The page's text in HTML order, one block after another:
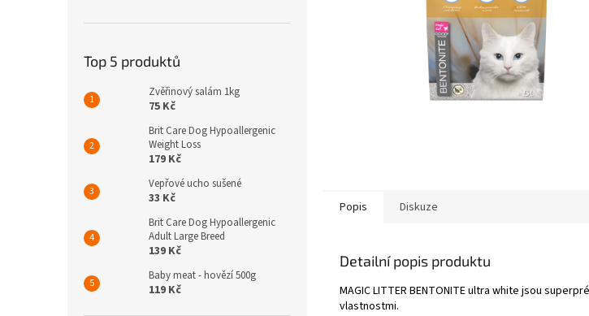
Top 5 produktů
Zvěřinový salám 1kg
75 Kč
Brit Care Dog Hypoallergenic
Weight Loss
179 Kč
Vepřové ucho sušené
33 Kč
Brit Care Dog Hypoallergenic
Adult Large Breed
139 Kč
Baby meat - hovězí 500g
119 Kč
Popis Diskuze
Detailní popis produktu
MAGIC LITTER BENTONITE ultra white jsou
vlastnostmi.